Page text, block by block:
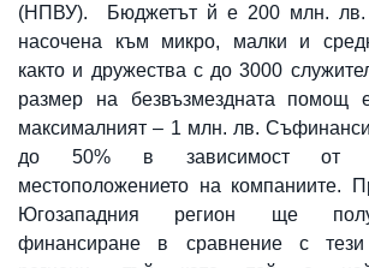
(НПВУ). Бюджетът й е 200 млн. лв.
насочена към микро, малки и
както и дружества с до 3000
размер на безвъзмездната
максималният – 1 млн. лв.
до 50% в зависимост от
местоположението на компаниите.
Югозападния регион ще
финансиране в сравнение с тези